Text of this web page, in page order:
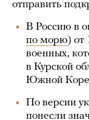
отправить
В Россию в
по морю) от
военных,
в Курской
Южной
По версии
понесли